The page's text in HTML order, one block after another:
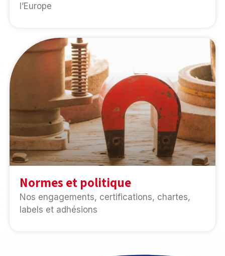
l’Europe
Normes et politique
Nos engagements, certifications, chartes,
labels et adhésions